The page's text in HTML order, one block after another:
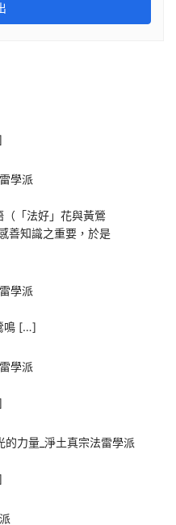
學派
「法好」花與黃鶯
善知識之重要，於是
學派
鳴 […]
學派
的力量_淨土真宗法雷學派